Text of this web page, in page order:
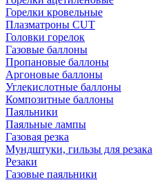
Горелки кровельные
Плазматроны CUT
Головки горелок
Газовые баллоны
Пропановые баллоны
Аргоновые баллоны
Углекислотные баллоны
Композитные баллоны
Паяльники
Паяльные лампы
Газовая резка
Мундштуки, гильзы для резака
Резаки
Газовые паяльники